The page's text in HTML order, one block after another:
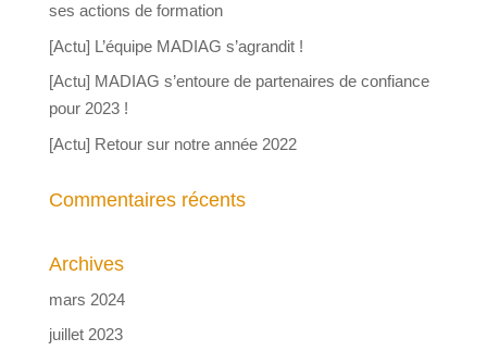
ses actions de formation
[Actu] L’équipe MADIAG s’agrandit !
[Actu] MADIAG s’entoure de partenaires de confiance
pour 2023 !
[Actu] Retour sur notre année 2022
Commentaires récents
Archives
mars 2024
juillet 2023